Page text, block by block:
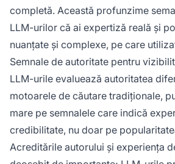
completă. Această profunzime
LLM-urilor că ai expertiză reală și
nuanțate și complexe, pe care
Semnale de autoritate pentru
LLM-urile evaluează autoritatea
motoarele de căutare tradiționale,
mare pe semnalele care indică
credibilitate, nu doar pe
Acreditările autorului și experiența